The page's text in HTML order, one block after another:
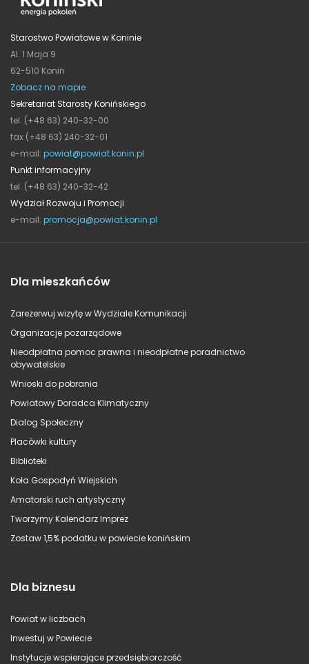
Starostwo Powiatowe w Koninie
Al. 1 Maja 9
62-510 Konin
Zobacz na mapie
Sekretariat Starosty Konińskiego
tel. (+48 63) 240-32-00
fax (+48 63) 240-32-01
e-mail: powiat@powiat.konin.pl
Punkt informacyjny
tel. (+48 63) 240-32-42
Wydział Rozwoju i Promocji
e-mail: promocja@powiat.konin.pl
Dla mieszkańców
Zarezerwuj wizytę w Wydziale Komunikacji
Organizacje pozarządowe
Nieodpłatna pomoc prawna i nieodpłatne poradnictwo
obywatelskie
Wnioski do pobrania
Powiatowy Doradca Klimatyczny
Dialog Społeczny
Placówki kultury
Biblioteki
Koła Gospodyń Wiejskich
Amatorski ruch artystyczny
Tworzymy Kalendarz Imprez
Zostaw 1,5% podatku w powiecie konińskim
Dla biznesu
Powiat w liczbach
Inwestuj w Powiecie
Instytucje wspierające przedsiębiorczość